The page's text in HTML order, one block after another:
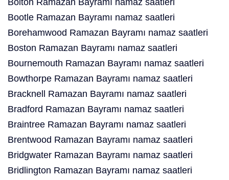
Bolton Ramazan Bayramı namaz saatleri
Bootle Ramazan Bayramı namaz saatleri
Borehamwood Ramazan Bayramı namaz saatleri
Boston Ramazan Bayramı namaz saatleri
Bournemouth Ramazan Bayramı namaz saatleri
Bowthorpe Ramazan Bayramı namaz saatleri
Bracknell Ramazan Bayramı namaz saatleri
Bradford Ramazan Bayramı namaz saatleri
Braintree Ramazan Bayramı namaz saatleri
Brentwood Ramazan Bayramı namaz saatleri
Bridgwater Ramazan Bayramı namaz saatleri
Bridlington Ramazan Bayramı namaz saatleri